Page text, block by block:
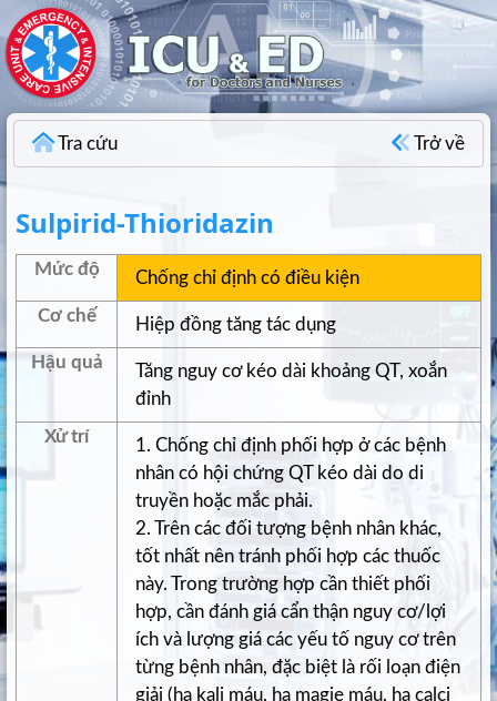
Tra cứu Trở về
Sulpirid-Thioridazin
Mức độ
Chống chỉ định có điều kiện
Cơ chế
Hiệp đồng tăng tác dụng
Hậu quả
Tăng nguy cơ kéo dài khoảng QT, xoắn
đỉnh
Xử trí
1. Chống chỉ định phối hợp ở các bệnh
nhân có hội chứng QT kéo dài do di
truyền hoặc mắc phải.
2. Trên các đối tượng bệnh nhân khác,
tốt nhất nên tránh phối hợp các thuốc
này. Trong trường hợp cần thiết phối
hợp, cần đánh giá cẩn thận nguy cơ/lợi
ích và lượng giá các yếu tố nguy cơ trên
từng bệnh nhân, đặc biệt là rối loạn điện
giải (hạ kali máu, hạ magie máu, hạ calci